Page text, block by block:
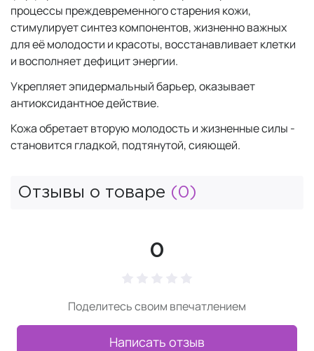
процессы преждевременного старения кожи,
стимулирует синтез компонентов, жизненно важных
для её молодости и красоты, восстанавливает клетки
и восполняет дефицит энергии.
Укрепляет эпидермальный барьер, оказывает
антиоксидантное действие.
Кожа обретает вторую молодость и жизненные силы -
становится гладкой, подтянутой, сияющей.
Отзывы о товаре (0)
0
Поделитесь своим впечатлением
Написать отзыв